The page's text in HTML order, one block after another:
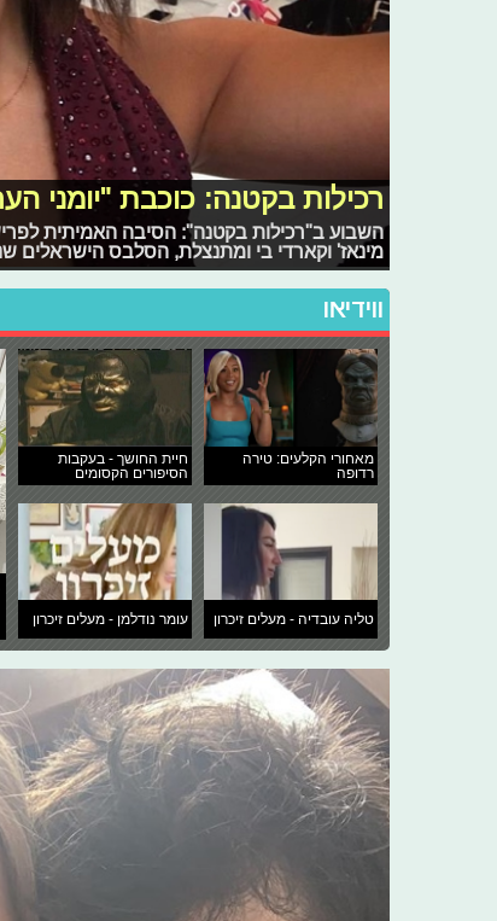
רכילות בקטנה: כוכבת "יומני
השבוע ב"רכילות בקטנה": הסיבה האמיתית
מינאז' וקארדי בי ומתנצלת, הסלבס הישראלים
ווידיאו
מאחורי הקלעים: טירה
רדופה
חיית החושך - בעקבות
הסיפורים הקסומים
טליה עובדיה - מעלים זיכרון עומר נודלמן - מעלים זיכרון